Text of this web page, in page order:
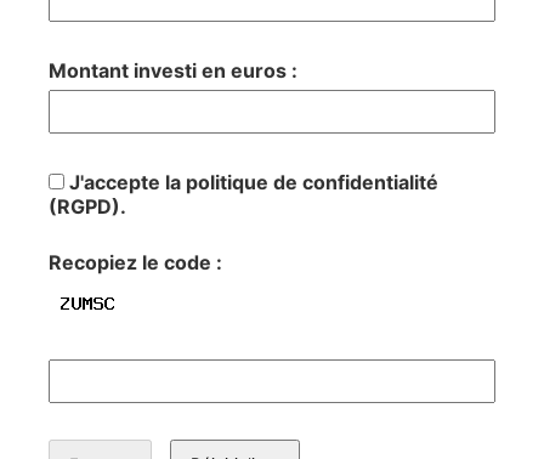
Montant investi en euros :
J'accepte la politique de confidentialité
(RGPD).
Recopiez le code :